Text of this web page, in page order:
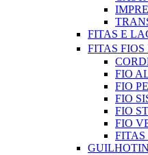
FITAS E
FITAS FIOS
FIO
FIO
FIO
FIO
FIO
FITAS